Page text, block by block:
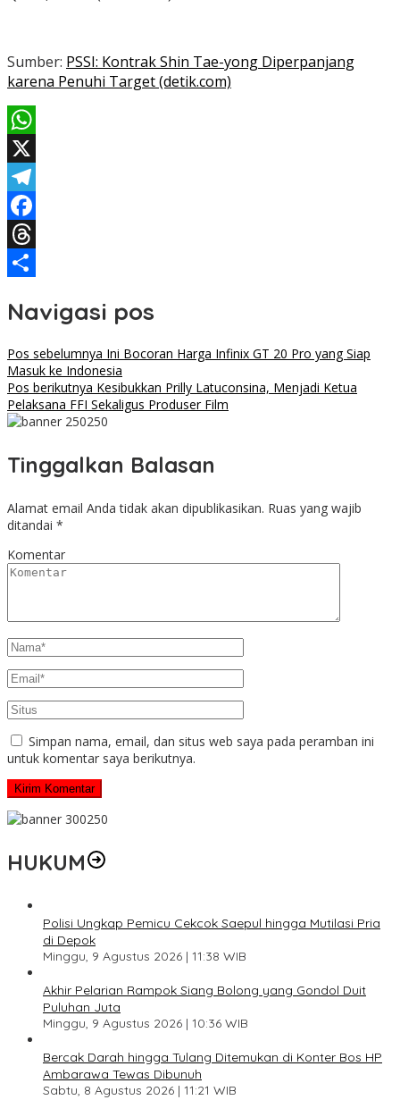
Sumber: PSSI: Kontrak Shin Tae-yong Diperpanjang
karena Penuhi Target (detik.com)
WhatsApp
X
Telegram
Facebook
Threads
Navigasi pos
Pos sebelumnya Ini Bocoran Harga Infinix GT 20 Pro yang Siap
Masuk ke Indonesia
Pos berikutnya Kesibukkan Prilly Latuconsina, Menjadi Ketua
Pelaksana FFI Sekaligus Produser Film
Tinggalkan Balasan
Alamat email Anda tidak akan dipublikasikan. Ruas yang wajib
ditandai *
Komentar
Simpan nama, email, dan situs web saya pada peramban ini
untuk komentar saya berikutnya.
HUKUM
Polisi Ungkap Pemicu Cekcok Saepul hingga Mutilasi Pria
di Depok
Minggu, 9 Agustus 2026 | 11:38 WIB
Akhir Pelarian Rampok Siang Bolong yang Gondol Duit
Puluhan Juta
Minggu, 9 Agustus 2026 | 10:36 WIB
Bercak Darah hingga Tulang Ditemukan di Konter Bos HP
Ambarawa Tewas Dibunuh
Sabtu, 8 Agustus 2026 | 11:21 WIB